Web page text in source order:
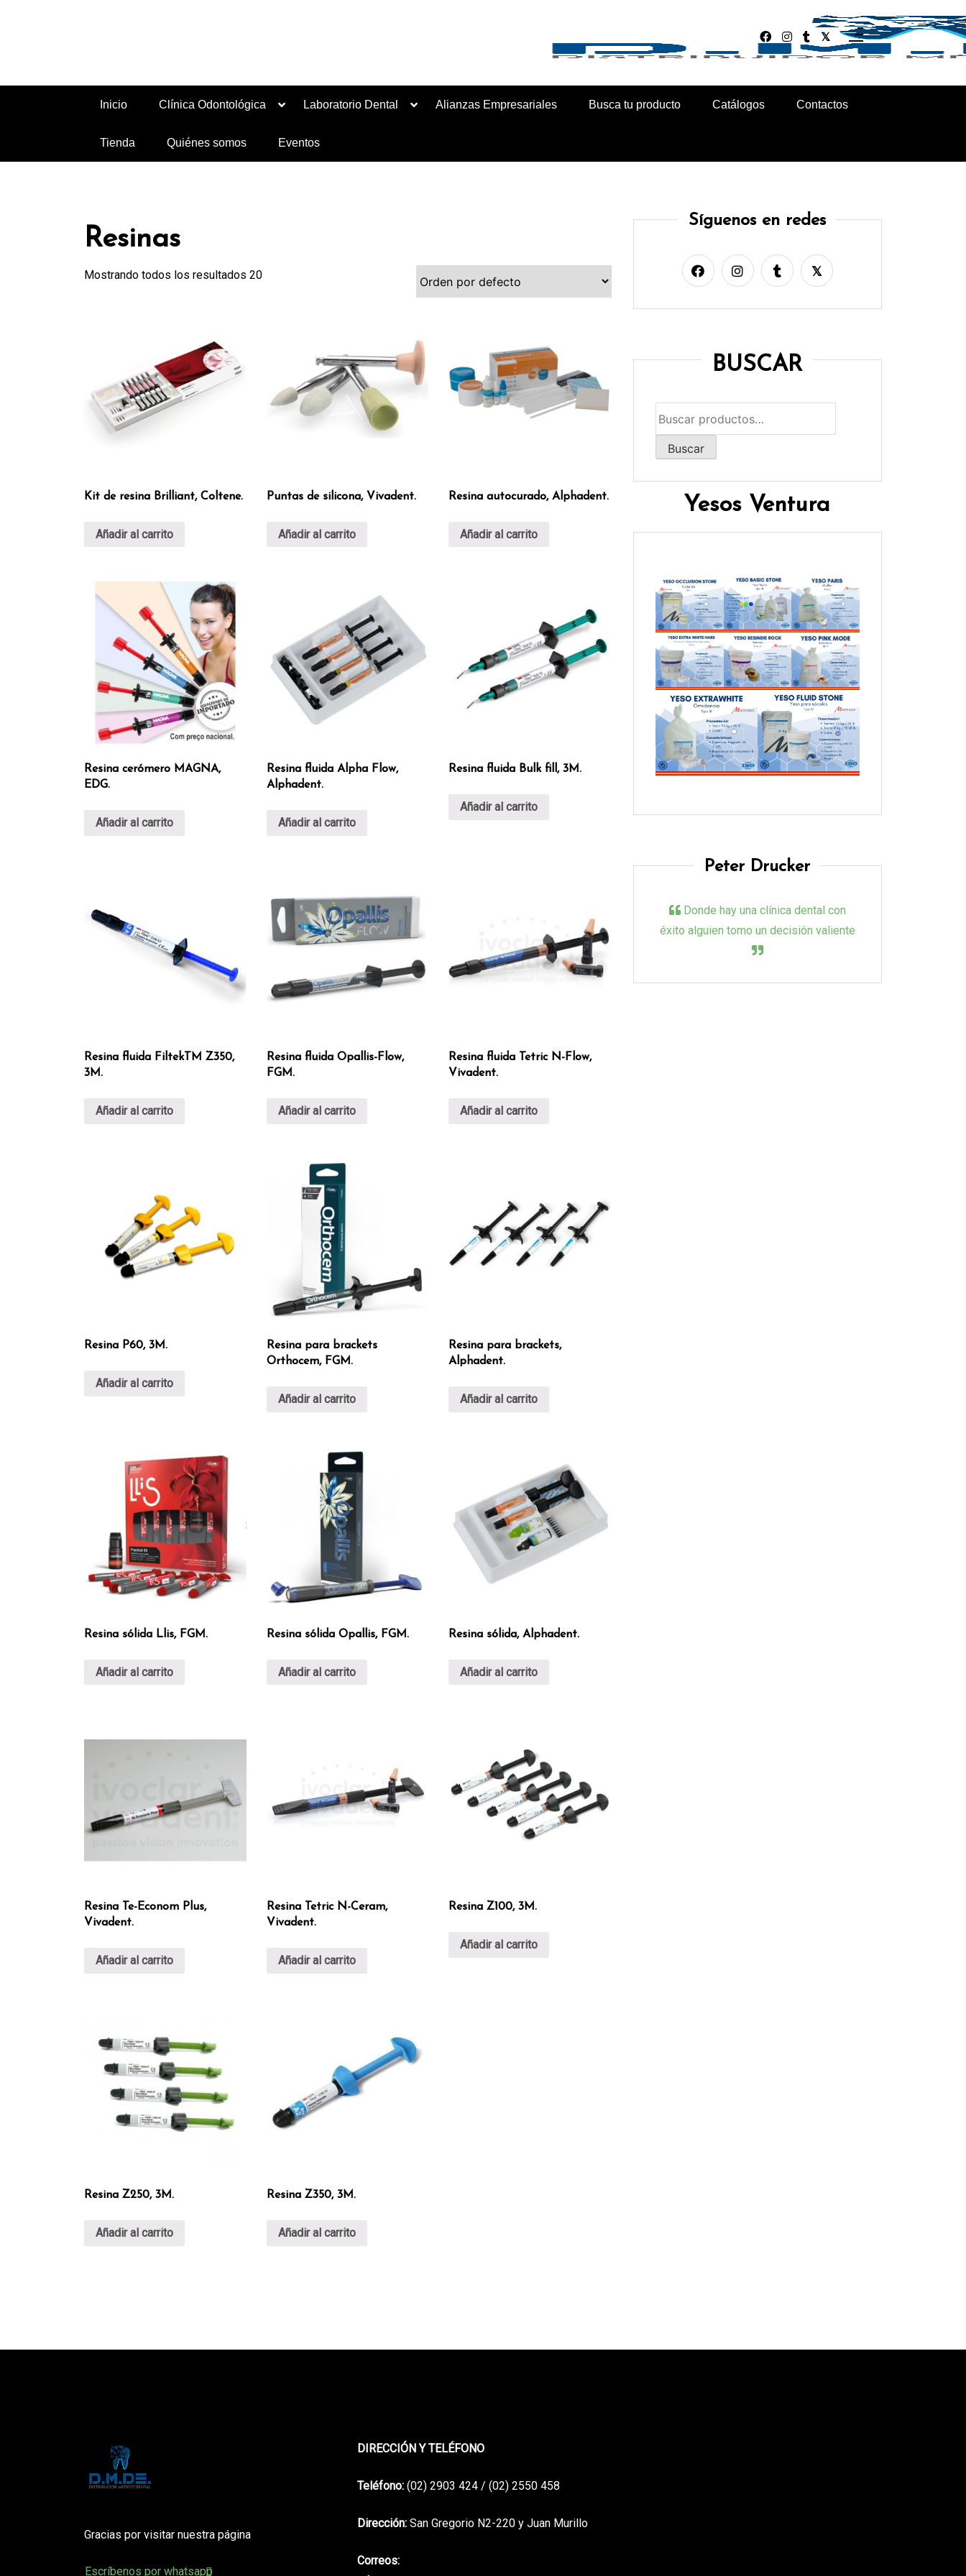
Inicio Clínica Odontológica Laboratorio Dental Alianzas Empresariales Busca tu producto Catálogos Contactos
Tienda Quiénes somos Eventos
Resinas
Mostrando todos los resultados 20
Kit de resina Brilliant, Coltene.
Añadir al carrito
Puntas de silicona, Vivadent.
Añadir al carrito
Resina autocurado, Alphadent.
Añadir al carrito
Resina cerómero MAGNA,
EDG.
Añadir al carrito
Resina fluida Alpha Flow,
Alphadent.
Añadir al carrito
Resina fluida Bulk fill, 3M.
Añadir al carrito
Resina fluida FiltekTM Z350,
3M.
Añadir al carrito
Resina fluida Opallis-Flow,
FGM.
Añadir al carrito
Resina fluida Tetric N-Flow,
Vivadent.
Añadir al carrito
Resina P60, 3M.
Añadir al carrito
Resina para brackets
Orthocem, FGM.
Añadir al carrito
Resina para brackets,
Alphadent.
Añadir al carrito
Resina sólida Llis, FGM.
Añadir al carrito
Resina sólida Opallis, FGM.
Añadir al carrito
Resina sólida, Alphadent.
Añadir al carrito
Resina Te-Econom Plus,
Vivadent.
Añadir al carrito
Resina Tetric N-Ceram,
Vivadent.
Añadir al carrito
Resina Z100, 3M.
Añadir al carrito
Resina Z250, 3M.
Añadir al carrito
Resina Z350, 3M.
Añadir al carrito
Síguenos en redes
BUSCAR
por:
Buscar
Yesos Ventura
Peter Drucker
Donde hay una clínica dental con
éxito alguien tomo un decisión valiente
Gracias por visitar nuestra página
Escríbenos por whatsapp
DIRECCIÓN Y TELÉFONO
Teléfono: (02) 2903 424 / (02) 2550 458
Dirección: San Gregorio N2-220 y Juan Murillo
Correos: